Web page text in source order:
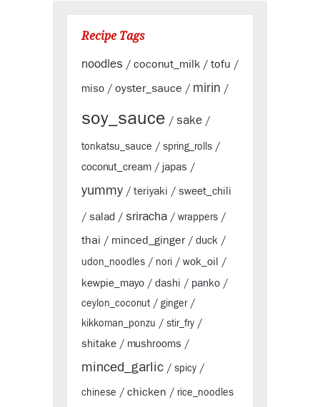
Recipe Tags
noodles / coconut_milk / tofu /
miso / oyster_sauce / mirin /
soy_sauce / sake /
tonkatsu_sauce / spring_rolls /
coconut_cream / japas /
yummy / teriyaki / sweet_chili
/ salad / sriracha / wrappers /
thai / minced_ginger/ duck /
udon_noodles / nori / wok_oil /
kewpie_mayo / dashi / panko /
ceylon_coconut / ginger/
kikkoman_ponzu / stir_fry /
shitake / mushrooms /
minced_garlic / spicy /
chinese / chicken / rice_noodles